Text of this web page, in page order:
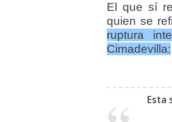
El que sí
quien se
ruptura
Cimadevilla:
Esta